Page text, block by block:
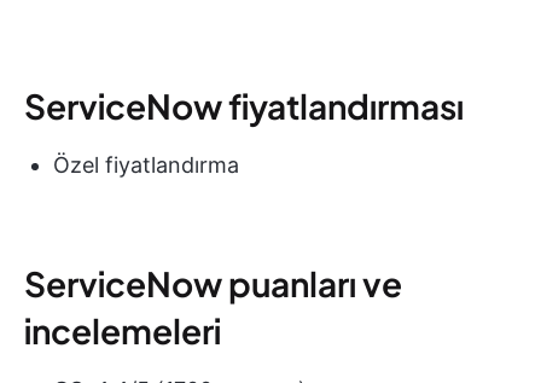
ServiceNow fiyatlandırması
Özel fiyatlandırma
ServiceNow puanları ve
incelemeleri